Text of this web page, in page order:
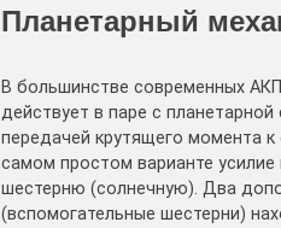
Планетарный
В большинстве современных
действует в паре с
передачей крутящего момента
самом простом варианте
шестерню (солнечную). Два
(вспомогательные шестерни)